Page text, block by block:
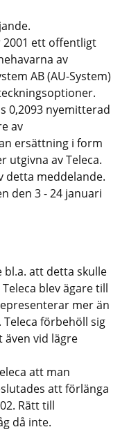
2001 ett offentligt
av
AB (AU-System)
0,2093 nyemitterad
av
ersättning i form
utgivna av Teleca.
detta meddelande.
den 3 - 24 januari
att detta skulle
blev ägare till
mer än
Teleca förbehöll sig
vid lägre
att man
att förlänga
Rätt till
då inte.